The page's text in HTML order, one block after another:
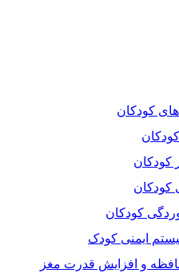
های کودکان
کودکان
کودکان
کودکان
ایمنی کودک
و افزایش قدرت مغز